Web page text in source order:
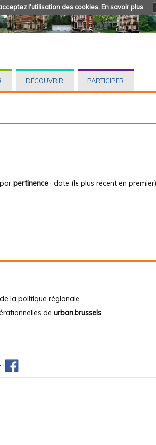
l'utilisation des cookies. En savoir plus
DÉCOUVRIR PARTICIPER
pertinence · date (le plus récent en premier)
la politique régionale
de urban.brussels,
-